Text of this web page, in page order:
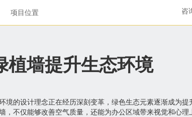
项目位置 咨
植墙提升生态环境
境的设计理念正在经历深刻变革，绿色生态元素逐渐成为
，不仅能够改善空气质量，还能为办公区域带来视觉和心